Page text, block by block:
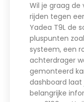
Wil je graag
rijden tegen
Yadea T9L de
pluspunten
systeem, een
achterdrager
gemonteerd
dashboard laat
belangrijke